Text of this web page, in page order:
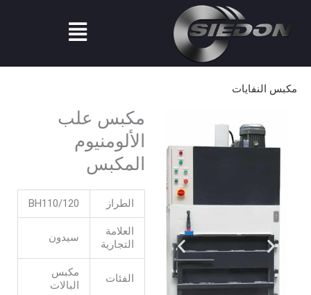
قائمة
الطعام
النفايات
مكبس علب
الألومنيوم
المكبس
الطراز BH110/120
العلامة
التجارية
سيدون
الفئات
مكبس
البالات